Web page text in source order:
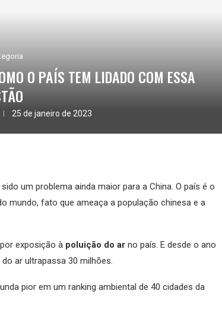
O PAÍS TEM LIDADO COM ESSA
25 de janeiro de 2023
um problema ainda maior para a China. O país é o
mundo, fato que ameaça a população chinesa e a
exposição à poluição do ar no país. E desde o ano
ar ultrapassa 30 milhões.
pior em um ranking ambiental de 40 cidades da